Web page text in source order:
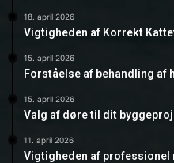
18. april 2026
Vigtigheden af Korrekt
15. april 2026
Forståelse af behandling af
15. april 2026
Valg af døre til dit
11. april 2026
Vigtigheden af